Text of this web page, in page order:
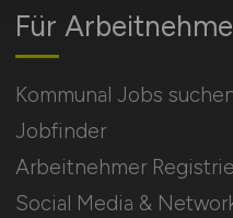
Für
Kommunal Jobs
Jobfinder
Arbeitnehmer
Social Media &